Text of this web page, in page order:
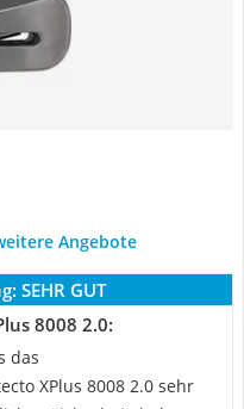
Angebote
SEHR GUT
8008 2.0:
das
XPlus 8008 2.0 sehr